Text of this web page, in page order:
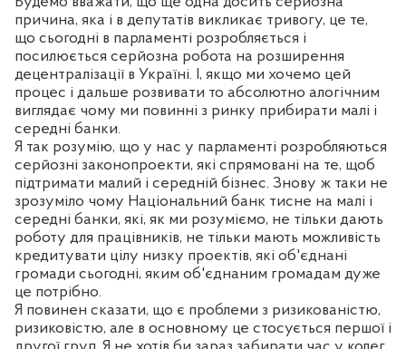
причина, яка і в депутатів викликає тривогу, це те,
що сьогодні в парламенті розробляється і
посилюється серйозна робота на розширення
децентралізації в Україні. І, якщо ми хочемо цей
процес і дальше розвивати то абсолютно алогічним
виглядає чому ми повинні з ринку прибирати малі і
середні банки.
Я так розумію, що у нас у парламенті розробляються
серйозні законопроекти, які спрямовані на те, щоб
підтримати малий і середній бізнес. Знову ж таки не
зрозуміло чому Національний банк тисне на малі і
середні банки, які, як ми розуміємо, не тільки дають
роботу для працівників, не тільки мають можливість
кредитувати цілу низку проектів, які об'єднані
громади сьогодні, яким об'єднаним громадам дуже
це потрібно.
Я повинен сказати, що є проблеми з ризикованістю,
ризиковістю, але в основному це стосується першої і